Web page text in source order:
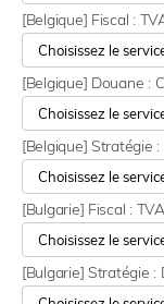
[Belgique] Fiscal :
[Belgique] Douane :
[Belgique] Stratégie
[Bulgarie] Fiscal :
[Bulgarie] Stratégie